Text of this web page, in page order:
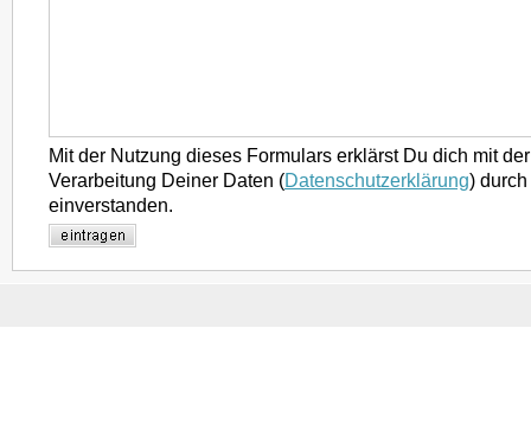
Mit der Nutzung dieses Formulars erklärst Du dich mit
Verarbeitung Deiner Daten (Datenschutzerklärung)
einverstanden.